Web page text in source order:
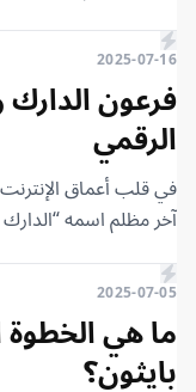
2025-07-16
فرعون
الرقمي
في قلب أعماق
آخر مظلم اسمه “الدارك
شخصية واحدة غامضة
على الدارك ويب
2025-07-05
ما هي الخطوة
بايثون؟